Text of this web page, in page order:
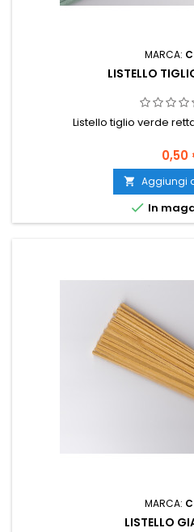
MARCA:
LISTELLO
Listello tiglio verde
0,50
 Aggiungi
 In
MARCA:
LISTELLO